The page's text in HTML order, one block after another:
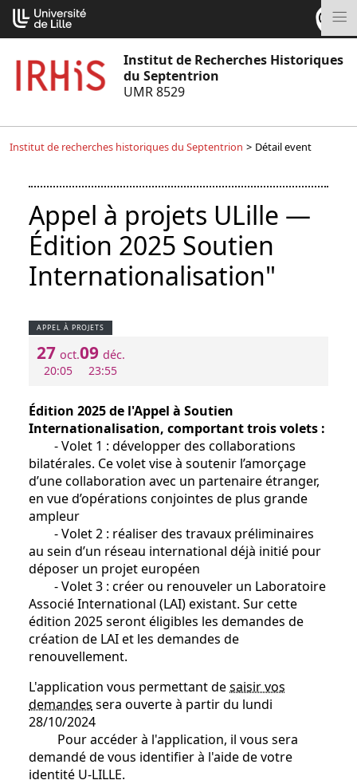
Aller
au
contenu
Institut de Recherches Historiques
du Septentrion
UMR 8529
Institut de recherches historiques du Septentrion > Détail event
Appel à projets ULille —
Édition 2025 Soutien
Internationalisation"
APPEL À PROJETS
27 oct.
20:05
09 déc.
23:55
Édition 2025 de l'Appel à Soutien
Internationalisation, comportant trois volets :
- Volet 1 : développer des collaborations
bilatérales. Ce volet vise à soutenir l’amorçage
d’une collaboration avec un partenaire étranger,
en vue d’opérations conjointes de plus grande
ampleur
- Volet 2 : réaliser des travaux préliminaires
au sein d’un réseau international déjà initié pour
déposer un projet européen
- Volet 3 : créer ou renouveler un Laboratoire
Associé International (LAI) existant. Sur cette
édition 2025 seront éligibles les demandes de
création de LAI et les demandes de
renouvellement.
L'application vous permettant desaisir vos
demandes sera ouverte à partir du lundi
28/10/2024
Pour accéder à l'application, il vous sera
demandé de vous identifier à l'aide de votre
identité U-LILLE.
Cookies management panel